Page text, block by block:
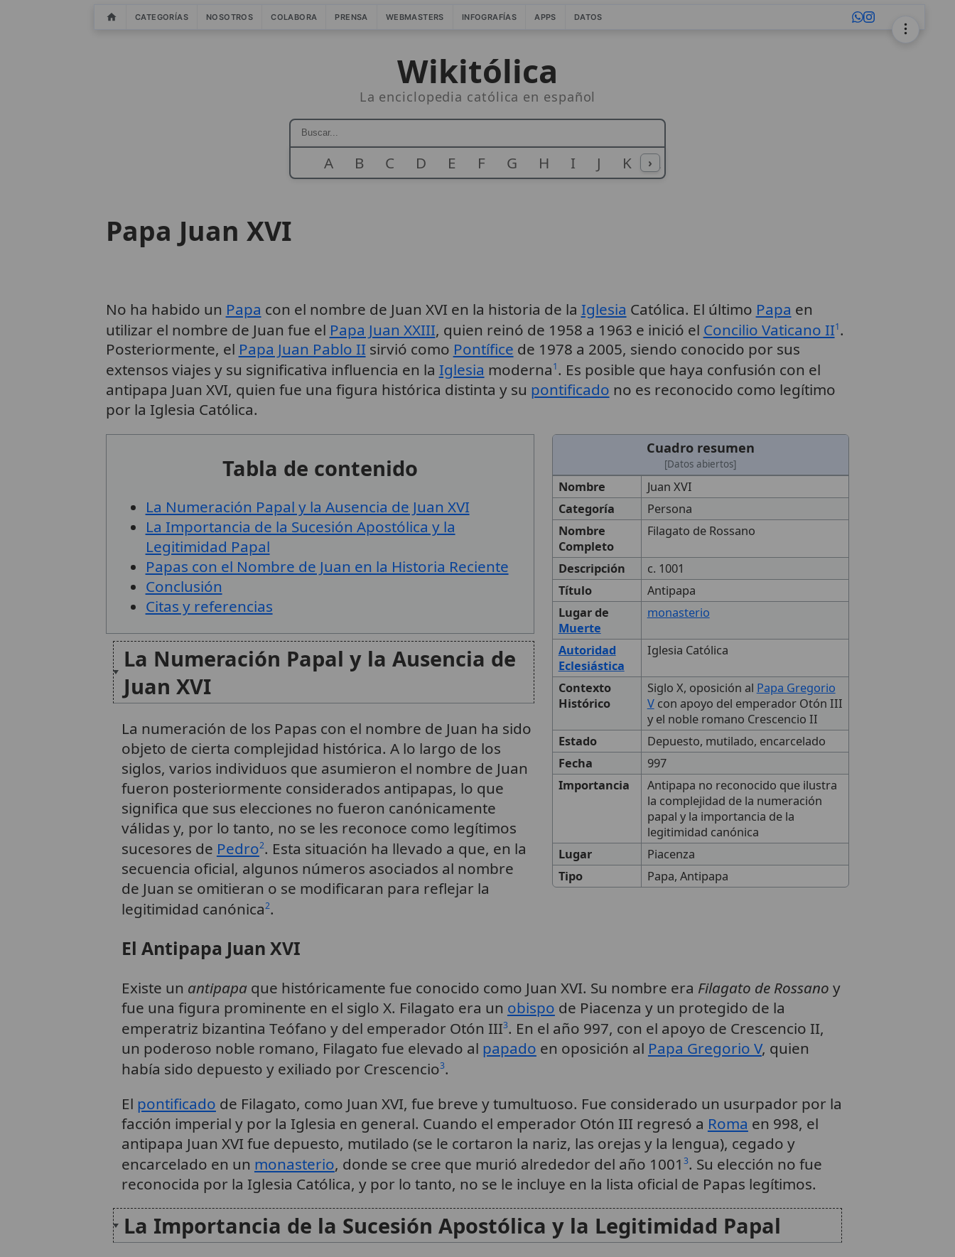
CATEGORÍAS NOSOTROS COLABORA PRENSA WEBMASTERS INFOGRAFÍAS APPS DATOS
Wikitólica
La enciclopedia católica en español
A B C D E F G H I J K L
›
Papa Juan XVI
No ha habido un Papa con el nombre de Juan XVI en la historia de la Iglesia Católica. El último Papa en
utilizar el nombre de Juan fue el Papa Juan XXIII, quien reinó de 1958 a 1963 e inició el Concilio Vaticano II1.
Posteriormente, el Papa Juan Pablo IIsirvió como Pontífice de 1978 a 2005, siendo conocido por sus
extensos viajes y su significativa influencia en la Iglesia moderna1. Es posible que haya confusión con el
antipapa Juan XVI, quien fue una figura histórica distinta y su pontificado no es reconocido como legítimo
por la Iglesia Católica.
Cuadro resumen
[Datos abiertos]
Nombre
Juan XVI
Categoría
Persona
Nombre
Completo
Filagato de Rossano
Descripción
c. 1001
Título
Antipapa
Lugar de
Muerte
monasterio
Autoridad
Eclesiástica
Iglesia Católica
Contexto
Histórico
Siglo X, oposición al Papa Gregorio
Vcon apoyo del emperador Otón III
y el noble romano Crescencio II
Estado
Depuesto, mutilado, encarcelado
Fecha
997
Importancia
Antipapa no reconocido que ilustra
la complejidad de la numeración
papal y la importancia de la
legitimidad canónica
Lugar
Piacenza
Tipo
Papa, Antipapa
Tabla de contenido
La Numeración Papal y la Ausencia de Juan XVI
La Importancia de la Sucesión Apostólica y la
Legitimidad Papal
Papas con el Nombre de Juan en la Historia Reciente
Conclusión
Citas y referencias
La Numeración Papal y la Ausencia de
Juan XVI
La numeración de los Papas con el nombre de Juan ha sido
objeto de cierta complejidad histórica. A lo largo de los
siglos, varios individuos que asumieron el nombre de Juan
fueron posteriormente considerados antipapas, lo que
significa que sus elecciones no fueron canónicamente
válidas y, por lo tanto, no se les reconoce como legítimos
sucesores de Pedro2. Esta situación ha llevado a que, en la
secuencia oficial, algunos números asociados al nombre
de Juan se omitieran o se modificaran para reflejar la
legitimidad canónica2.
El Antipapa Juan XVI
Existe un antipapaque históricamente fue conocido como Juan XVI. Su nombre era Filagato de Rossano y
fue una figura prominente en el siglo X. Filagato era un obispo de Piacenza y un protegido de la
emperatriz bizantina Teófano y del emperador Otón III3. En el año 997, con el apoyo de Crescencio II,
un poderoso noble romano, Filagato fue elevado al papado en oposición al Papa Gregorio V, quien
había sido depuesto y exiliado por Crescencio3.
El pontificado de Filagato, como Juan XVI, fue breve y tumultuoso. Fue considerado un usurpador por la
facción imperial y por la Iglesia en general. Cuando el emperador Otón III regresó a Roma en 998, el
antipapa Juan XVI fue depuesto, mutilado (se le cortaron la nariz, las orejas y la lengua), cegado y
encarcelado en un monasterio, donde se cree que murió alrededor del año 1001 3. Su elección no fue
reconocida por la Iglesia Católica, y por lo tanto, no se le incluye en la lista oficial de Papas legítimos.
La Importancia de la Sucesión Apostólica y la Legitimidad Papal